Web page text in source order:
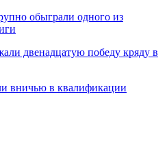
обыграли одного из
двенадцатую победу кряду в
вничью в квалификации